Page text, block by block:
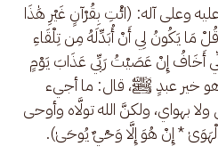
وعلى آله: (ائْتِ بِقُرْآنٍ غَيْرِ هَٰذَا
مَا يَكُونُ لِي أَنْ أُبَدِّلَهُ مِن تِلْقَاءِ
أَخَافُ إِنْ عَصَيْتُ رَبِّي عَذَابَ يَوْمٍ
خير عبدٍ ﷺ، قال: ما أجيء
بهواي، ولكنَّ الله تولَّاه وأوحى
* إِنْ هُوَ إِلَّا وَحْيٌ يُوحَىٰ).